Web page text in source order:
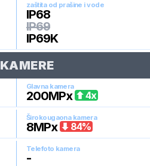
zaštita od prašine i vode
IP68
IP69
IP69K
KAMERE
Glavna kamera
200MPx 4x
Širokougaona kamera
8MPx 84%
Telefoto kamera
-